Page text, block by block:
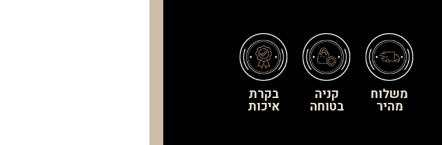
משלוח
מהיר
קניה
בטוחה
בקרת
איכות